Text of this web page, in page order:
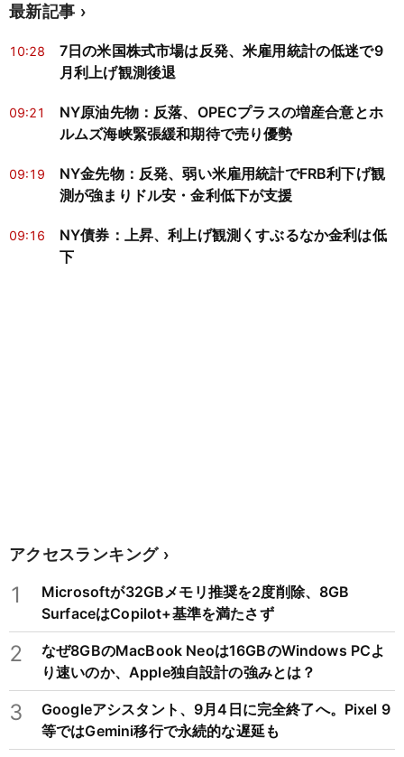
最新記事
10:28
7日の米国株式市場は反発、米雇用統計の低迷で9
月利上げ観測後退
09:21
NY原油先物：反落、OPECプラスの増産合意とホ
ルムズ海峡緊張緩和期待で売り優勢
09:19
NY金先物：反発、弱い米雇用統計でFRB利下げ観
測が強まりドル安・金利低下が支援
09:16
NY債券：上昇、利上げ観測くすぶるなか金利は低
下
アクセスランキング
1
Microsoftが32GBメモリ推奨を2度削除、8GB
SurfaceはCopilot+基準を満たさず
2
なぜ8GBのMacBook Neoは16GBのWindows PCよ
り速いのか、Apple独自設計の強みとは？
3
Googleアシスタント、9月4日に完全終了へ。Pixel 9
等ではGemini移行で永続的な遅延も